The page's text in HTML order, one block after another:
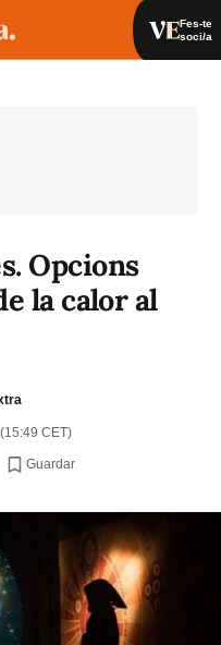
Fes-te
soci/a
Opcions
la calor al
CET)
Guardar